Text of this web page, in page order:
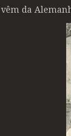
da